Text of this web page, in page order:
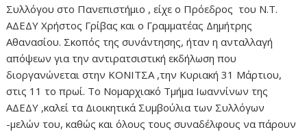
Συλλόγου στο Πανεπιστήμιο , είχε ο Πρόεδρος του Ν.Τ.
ΑΔΕΔΥ Χρήστος Γρίβας και ο Γραμματέας Δημήτρης
Αθανασίου. Σκοπός της συνάντησης, ήταν η ανταλλαγή
απόψεων για την αντιρατσιστική εκδήλωση που
διοργανώνεται στην ΚΟΝΙΤΣΑ ,την Κυριακή 31 Μάρτιου,
στις 11 το πρωί. Το Νομαρχιακό Τμήμα Ιωαννίνων της
ΑΔΕΔΥ ,καλεί τα Διοικητικά Συμβούλια των Συλλόγων
-μελών του, καθώς και όλους τους συναδέλφους να πάρουν